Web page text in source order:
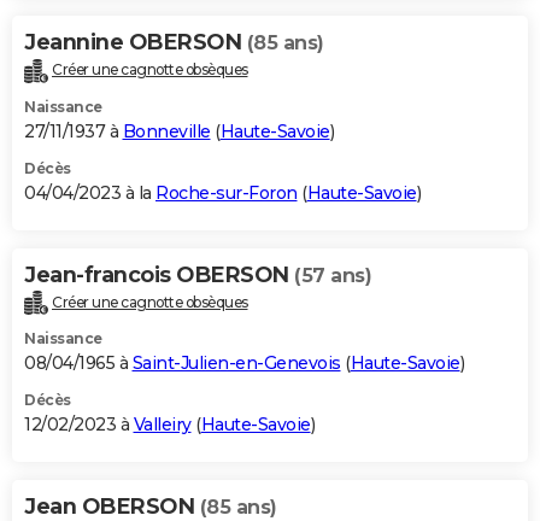
Jeannine OBERSON (85 ans)
Créer une cagnotte obsèques
Naissance
27/11/1937 à Bonneville (Haute-Savoie)
Décès
04/04/2023 à la Roche-sur-Foron (Haute-Savoie)
Jean-francois OBERSON (57 ans)
Créer une cagnotte obsèques
Naissance
08/04/1965 à Saint-Julien-en-Genevois (Haute-Savoie)
Décès
12/02/2023 à Valleiry(Haute-Savoie)
Jean OBERSON (85 ans)